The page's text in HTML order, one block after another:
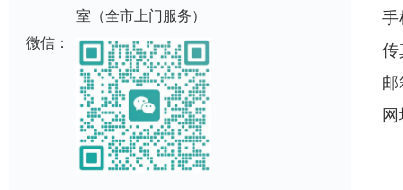
室（全市上门服务）
微信：